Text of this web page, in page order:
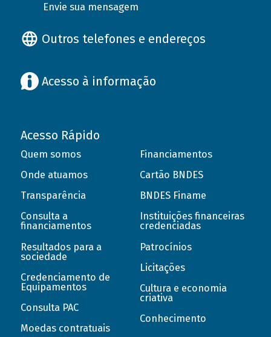
Envie sua mensagem
Outros telefones e endereços
Acesso à informação
Acesso Rápido
Quem somos
Onde atuamos
Transparência
Consulta a
financiamentos
Resultados para a
sociedade
Credenciamento de
Equipamentos
Consulta PAC
Moedas contratuais
Financiamentos
Cartão BNDES
BNDES Finame
Instituições financeiras
credenciadas
Patrocínios
Licitações
Cultura e economia
criativa
Conhecimento